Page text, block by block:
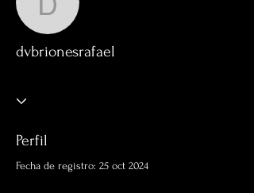
dvbrionesrafael
dvbrionesrafael
Perfil
Fecha de registro: 25 oct 2024